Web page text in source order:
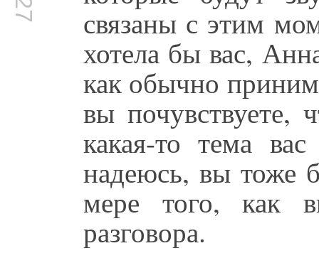
связаны с этим
хотела бы вас,
как обычно
вы почувствуете,
какая-то тема
надеюсь, вы тоже
мере того, как
разговора.